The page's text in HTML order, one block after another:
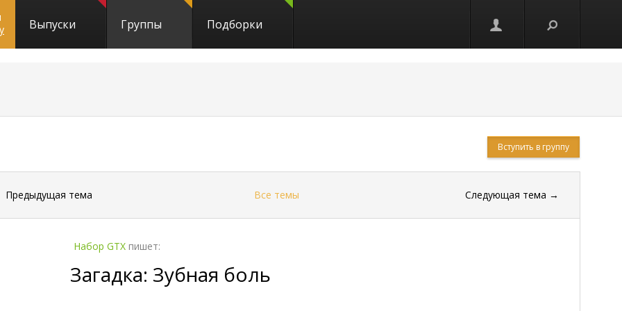
Выпуски Группы Подборки
Вступить в группу
Предыдущая тема Все темы Следующая тема →
Набор GTX пишет:
Загадка: Зубная боль